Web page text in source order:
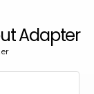
Adapter